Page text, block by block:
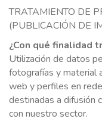
TRATAMIENTO DE
(PUBLICACIÓN DE
¿Con qué finalidad
Utilización de datos
fotografías y material
web y perfiles en
destinadas a difusión
con nuestro sector.